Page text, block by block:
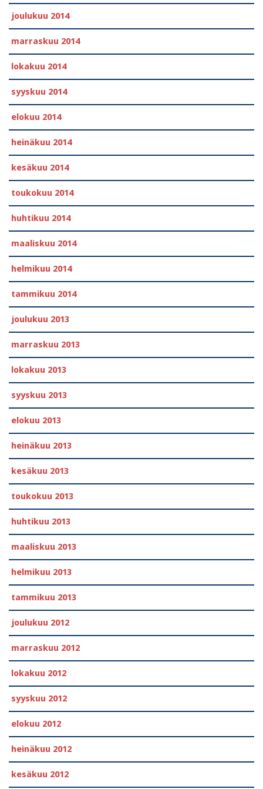
joulukuu 2014
marraskuu 2014
lokakuu 2014
syyskuu 2014
elokuu 2014
heinäkuu 2014
kesäkuu 2014
toukokuu 2014
huhtikuu 2014
maaliskuu 2014
helmikuu 2014
tammikuu 2014
joulukuu 2013
marraskuu 2013
lokakuu 2013
syyskuu 2013
elokuu 2013
heinäkuu 2013
kesäkuu 2013
toukokuu 2013
huhtikuu 2013
maaliskuu 2013
helmikuu 2013
tammikuu 2013
joulukuu 2012
marraskuu 2012
lokakuu 2012
syyskuu 2012
elokuu 2012
heinäkuu 2012
kesäkuu 2012